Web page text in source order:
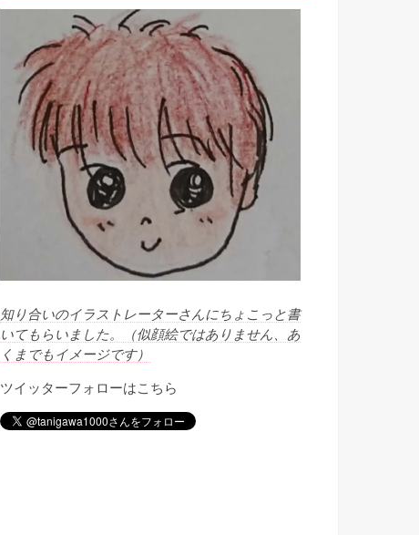
知り合いのイラストレーターさんにちょこっと書
いてもらいました。（似顔絵ではありません、あ
くまでもイメージです）
ツイッターフォローはこちら